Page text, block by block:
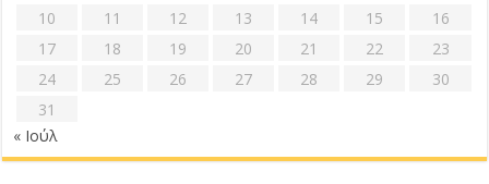
10
11 12 13 14 15
16
17
18 19 20 21 22
23
24
25 26 27 28 29
30
31
« Ιούλ